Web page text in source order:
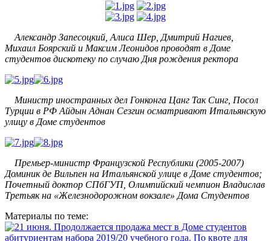
Александр Запесоцкий, Алиса Шер, Дмитрий Нагиев,
Михаил Боярский и Максим Леонидов проводят в Доме
студентов дискотеку по случаю Дня рождения ректора
Министр иностранных дел Гонконга Цанг Так Синг, Посол
Турции в РФ Айдын Аднан Сезгин осматривают Итальянскую
улицу в Доме студентов
Премьер-министр Французской Республики (2005-2007)
Доминик де Вильпен на Итальянской улице в Доме студентов;
Почетный доктор СПбГУП, Олимпийский чемпион Владислав
Третьяк на «Железнодорожном вокзале» Дома Студентов
Материалы по теме: